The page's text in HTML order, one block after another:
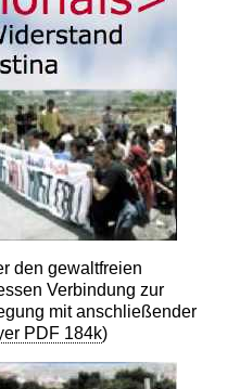
den gewaltfreien
Verbindung zur
mit anschließender
PDF 184k)